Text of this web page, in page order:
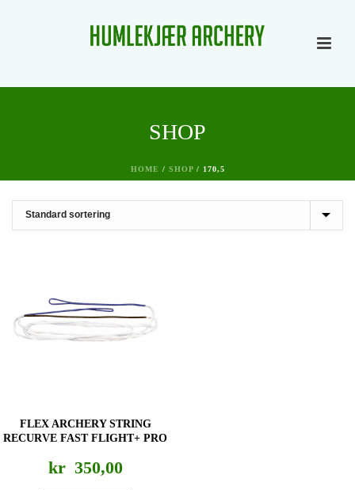
SHOP
HOME / SHOP/ 170,5
FLEX ARCHERY STRING
RECURVE FAST FLIGHT+ PRO
kr 350,00